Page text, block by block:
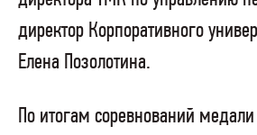
директор Корпоративного
Елена Позолотина.
По итогам соревнований